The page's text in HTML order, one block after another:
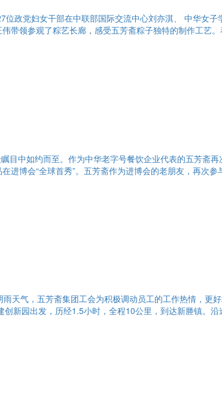
政党妇女干部在中联部国际交流中心刘亦淇、 中华女
带领参观了粽艺长廊，感受五芳斋粽子独特的制作工艺
中如约而至。作为中华老字号餐饮企业代表的五芳斋
博会“全球首秀”。五芳斋作为进博会的老朋友，再次参
天气，五芳斋集团工会为积极调动员工的工作热情，更
新园出发，历经1.5小时，全程10公里，到达新塍镇。